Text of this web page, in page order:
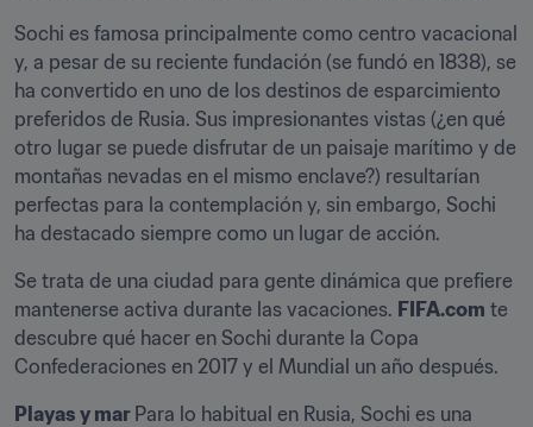
Sochi es famosa principalmente como centro vacacional
y, a pesar de su reciente fundación (se fundó en 1838), se
ha convertido en uno de los destinos de esparcimiento
preferidos de Rusia. Sus impresionantes vistas (¿en qué
otro lugar se puede disfrutar de un paisaje marítimo y de
montañas nevadas en el mismo enclave?) resultarían
perfectas para la contemplación y, sin embargo, Sochi
ha destacado siempre como un lugar de acción.
Se trata de una ciudad para gente dinámica que prefiere
mantenerse activa durante las vacaciones. FIFA.com te
descubre qué hacer en Sochi durante la Copa
Confederaciones en 2017 y el Mundial un año después.
Playas y mar Para lo habitual en Rusia, Sochi es una